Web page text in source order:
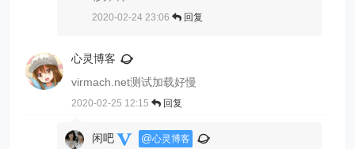
2020-02-24 23:06 回复
心灵博客
virmach.net测试加载好慢
2020-02-25 12:15 回复
闲吧 @心灵博客